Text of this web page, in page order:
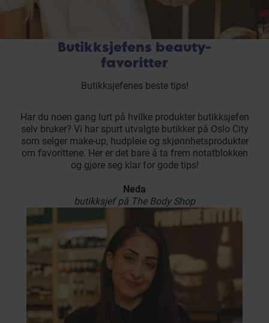
Butikksjefens beauty-
favoritter
Butikksjefenes beste tips!
Har du noen gang lurt på hvilke produkter butikksjefen
selv bruker? Vi har spurt utvalgte butikker på Oslo City
som selger make-up, hudpleie og skjønnhetsprodukter
om favorittene. Her er det bare å ta frem notatblokken
og gjøre seg klar for gode tips!
Neda
butikksjef på The Body Shop